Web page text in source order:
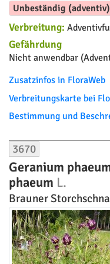
Unbeständig (adventiv)
Verbreitung:
Gefährdung
Nicht anwendbar
Zusatzinfos in FloraWeb
Verbreitungskarte bei
Bestimmung und
3670
Geranium
phaeum L.
Brauner